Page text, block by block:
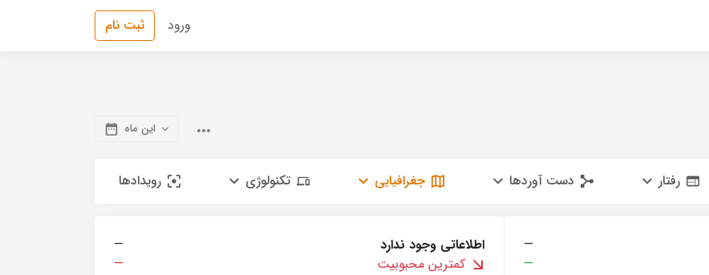
ورود ثبت نام
این ماه
رفتار دست آوردها جغرافیایی تکنولوژی رویدادها
—
—
اطلاعاتی وجود ندارد
—
کمترین محبوبیت
—